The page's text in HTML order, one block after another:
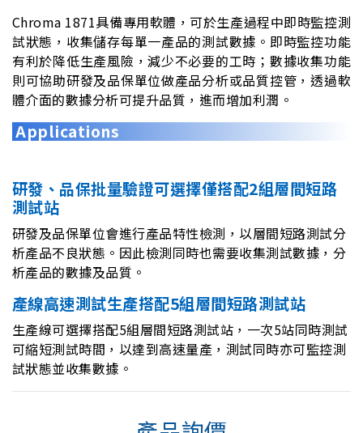
Chroma 1871具備專用軟體，可於生產過程中即時監控測
試狀態，收集儲存每單一產品的測試數據。即時監控功能
有利於降低生產風險，減少不必要的工時；數據收集功能
則可協助研發及品保單位做產品分析或品質控管，透過軟
體介面的數據分析可提升品質，進而增加利潤。
Applications
研發、品保批量驗證可選擇僅搭配2組層間短路
測試站
研發及品保單位會進行產品特性檢測，以層間短路測試分
析產品不良狀態。因此檢測同時也需要收集測試數據，分
析產品的數據及品質。
產線高速測試生產搭配5組層間短路測試站
生產線可選擇搭配5組層間短路測試站，一次5站同時測試
可縮短測試時間，以達到高速量產，測試同時亦可監控測
試狀態並收集數據。